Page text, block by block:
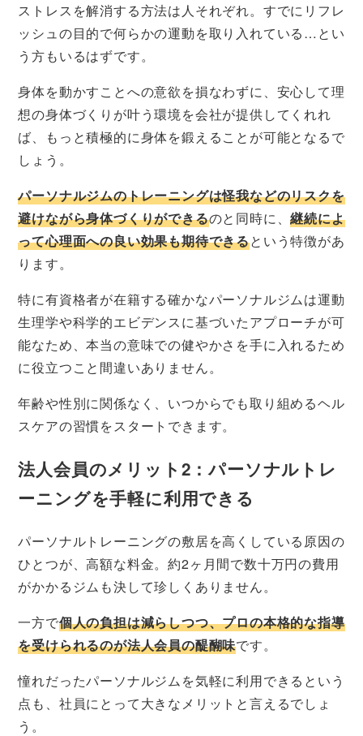
ストレスを解消する方法は人それぞれ。すでにリフレ
ッシュの目的で何らかの運動を取り入れている…とい
う方もいるはずです。
身体を動かすことへの意欲を損なわずに、安心して理
想の身体づくりが叶う環境を会社が提供してくれれ
ば、もっと積極的に身体を鍛えることが可能となるで
しょう。
パーソナルジムのトレーニングは怪我などのリスクを
避けながら身体づくりができるのと同時に、継続によ
って心理面への良い効果も期待できるという特徴があ
ります。
特に有資格者が在籍する確かなパーソナルジムは運動
生理学や科学的エビデンスに基づいたアプローチが可
能なため、本当の意味での健やかさを手に入れるため
に役立つこと間違いありません。
年齢や性別に関係なく、いつからでも取り組めるヘル
スケアの習慣をスタートできます。
法人会員のメリット2：パーソナルトレ
ーニングを手軽に利用できる
パーソナルトレーニングの敷居を高くしている原因の
ひとつが、高額な料金。約2ヶ月間で数十万円の費用
がかかるジムも決して珍しくありません。
一方で個人の負担は減らしつつ、プロの本格的な指導
を受けられるのが法人会員の醍醐味です。
憧れだったパーソナルジムを気軽に利用できるという
点も、社員にとって大きなメリットと言えるでしょ
う。